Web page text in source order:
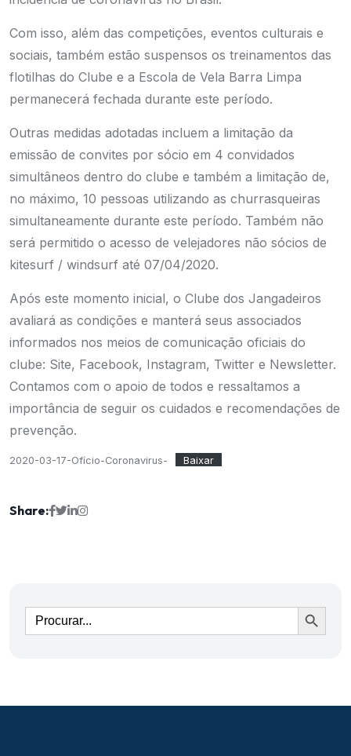
Com isso, além das competições, eventos culturais e
sociais, também estão suspensos os treinamentos das
flotilhas do Clube e a Escola de Vela Barra Limpa
permanecerá fechada durante este período.
Outras medidas adotadas incluem a limitação da
emissão de convites por sócio em 4 convidados
simultâneos dentro do clube e também a limitação de,
no máximo, 10 pessoas utilizando as churrasqueiras
simultaneamente durante este período. Também não
será permitido o acesso de velejadores não sócios de
kitesurf / windsurf até 07/04/2020.
Após este momento inicial, o Clube dos Jangadeiros
avaliará as condições e manterá seus associados
informados nos meios de comunicação oficiais do
clube: Site, Facebook, Instagram, Twitter e Newsletter.
Contamos com o apoio de todos e ressaltamos a
importância de seguir os cuidados e recomendações de
prevenção.
2020-03-17-Ofício-Coronavirus- Baixar
Share:
Ir